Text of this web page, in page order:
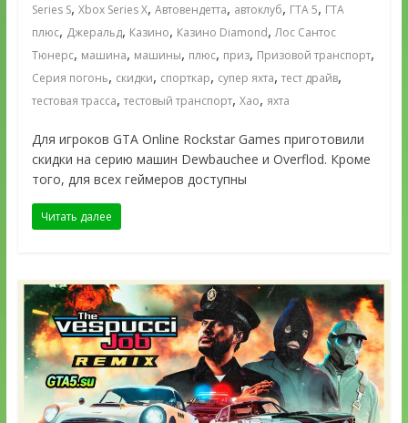
Series S, Xbox Series X, Автовендетта, автоклуб, ГТА 5, ГТА
плюс, Джеральд, Казино, Казино Diamond,Лос Сантос
Тюнерс, машина, машины, плюс, приз, Призовой транспорт,
Серия погонь, скидки, спорткар, супер яхта, тест драйв,
тестовая трасса, тестовый транспорт, Хао, яхта
Для игроков GTA Online Rockstar Games приготовили
скидки на серию машин Dewbauchee и Overflod. Кроме
того, для всех геймеров доступны
Читать далее